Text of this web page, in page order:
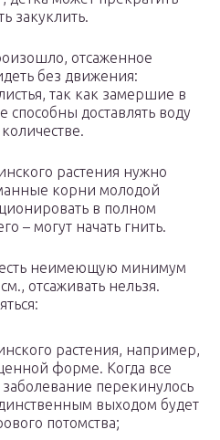
закуклить.
отсаженное
без движения:
так как замершие в
доставлять воду
растения нужно
корни молодой
в полном
– могут начать гнить.
есть неимеющую минимум
отсаживать нельзя.
растения, например,
форме. Когда все
перекинулось
выходом будет
потомства;